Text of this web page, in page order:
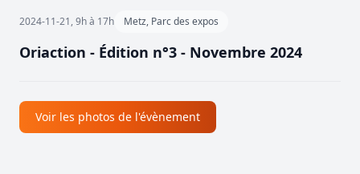
2024-11-21, 9h à 17h Metz, Parc des expos
Oriaction - Édition n°3 - Novembre 2024
Voir les photos de l'évènement